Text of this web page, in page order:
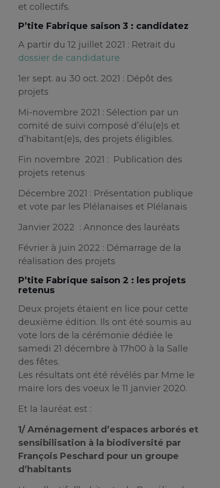
et collectifs.
P’tite Fabrique saison 3 : candidatez
A partir du 12 juillet 2021 : Retrait du
dossier de candidature
1er sept. au 30 oct. 2021 : Dépôt des
projets
Mi-novembre 2021 : Sélection par un
comité de suivi composé d’élu(e)s et
d’habitant(e)s, des projets éligibles.
Fin novembre 2021 : Publication des
projets retenus
Décembre 2021 : Présentation publique
et vote par les Plélanaises et Plélanais
Janvier 2022 : Annonce des lauréats
Février à juin 2022 : Démarrage de la
réalisation des projets
P’tite Fabrique saison 2 : les projets
retenus
Deux projets étaient en lice pour cette
deuxième édition. Ils ont été soumis au
vote lors de la cérémonie dédiée le
samedi 21 décembre à 17h00 à la Salle
des fêtes.
Les résultats ont été révélés par Mme le
maire lors des voeux le 11 janvier 2020.
Et la lauréat est :
1/ Aménagement d’espaces arborés et
sensibilisation à la biodiversité par
François Peschard pour un groupe
d’habitants